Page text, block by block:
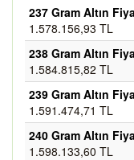
237 Gram Altın
1.578.156,93 TL
238 Gram Altın
1.584.815,82 TL
239 Gram Altın
1.591.474,71 TL
240 Gram Altın
1.598.133,60 TL